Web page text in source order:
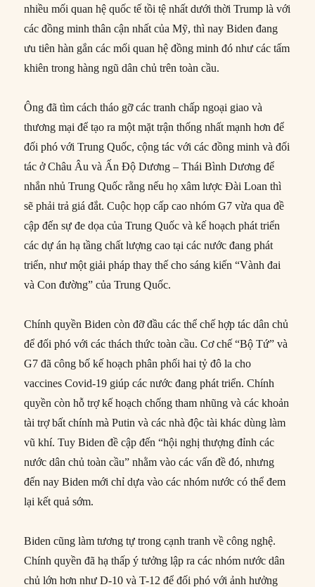
nhiều mối quan hệ quốc tế tồi tệ nhất dưới thời Trump là với
các đồng minh thân cận nhất của Mỹ, thì nay Biden đang
ưu tiên hàn gắn các mối quan hệ đồng minh đó như các tấm
khiên trong hàng ngũ dân chủ trên toàn cầu.
Ông đã tìm cách tháo gỡ các tranh chấp ngoại giao và
thương mại để tạo ra một mặt trận thống nhất mạnh hơn để
đối phó với Trung Quốc, cộng tác với các đồng minh và đối
tác ở Châu Âu và Ấn Độ Dương – Thái Bình Dương để
nhắn nhủ Trung Quốc rằng nếu họ xâm lược Đài Loan thì
sẽ phải trả giá đắt. Cuộc họp cấp cao nhóm G7 vừa qua đề
cập đến sự đe dọa của Trung Quốc và kế hoạch phát triển
các dự án hạ tầng chất lượng cao tại các nước đang phát
triển, như một giải pháp thay thế cho sáng kiến “Vành đai
và Con đường” của Trung Quốc.
Chính quyền Biden còn đỡ đầu các thể chế hợp tác dân chủ
để đối phó với các thách thức toàn cầu. Cơ chế “Bộ Tứ” và
G7 đã công bố kế hoạch phân phối hai tỷ đô la cho
vaccines Covid-19 giúp các nước đang phát triển. Chính
quyền còn hỗ trợ kế hoạch chống tham nhũng và các khoản
tài trợ bất chính mà Putin và các nhà độc tài khác dùng làm
vũ khí. Tuy Biden đề cập đến “hội nghị thượng đỉnh các
nước dân chủ toàn cầu” nhằm vào các vấn đề đó, nhưng
đến nay Biden mới chỉ dựa vào các nhóm nước có thể đem
lại kết quả sớm.
Biden cũng làm tương tự trong cạnh tranh về công nghệ.
Chính quyền đã hạ thấp ý tưởng lập ra các nhóm nước dân
chủ lớn hơn như D-10 và T-12 để đối phó với ảnh hưởng